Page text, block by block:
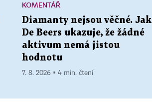
KOMENTÁŘ
Diamanty nejsou věčné. Jak
De Beers ukazuje, že žádné
aktivum nemá jistou
hodnotu
7. 8. 2026 ▪ 4 min. čtení